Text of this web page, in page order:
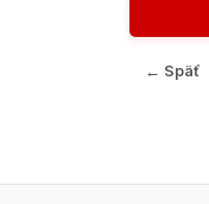
← Späť